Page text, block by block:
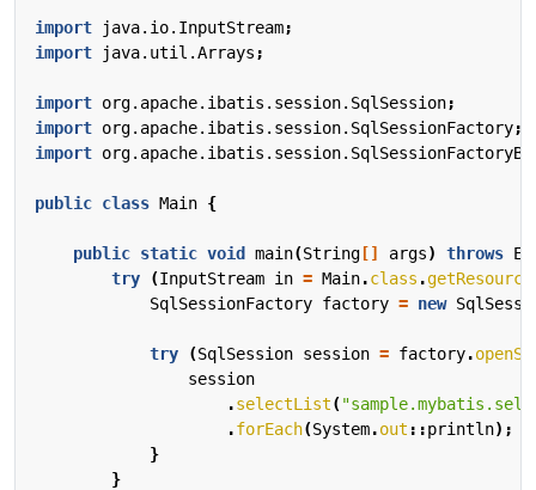
import java.io.InputStream;
import
java.util.Arrays ;
import org.apache.ibatis.session.SqlSession;
import org.apache.ibatis.session.SqlSessionFactory;
import
public class Main {
public static void main(String [] args) throws
try
(InputStream in = Main.class .
SqlSessionFactory factory = new
try (SqlSession session = factory.
session
.selectList(
.forEach(System.out ::println);
}
}